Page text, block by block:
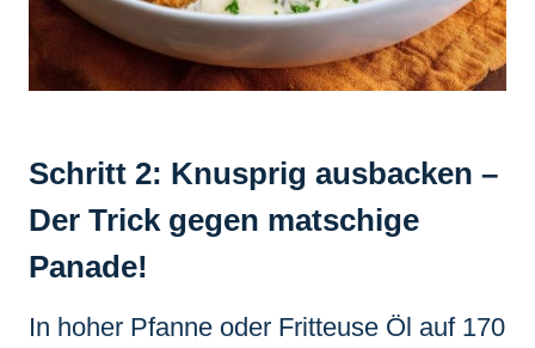
Schritt 2: Knusprig ausbacken –
Der Trick gegen matschige
Panade!
In hoher Pfanne oder Fritteuse Öl auf 170